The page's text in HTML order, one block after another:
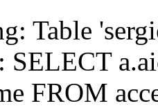
Table
SELECT
FROM